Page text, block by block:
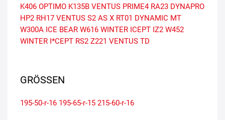
K406 OPTIMO K135B VENTUS PRIME4 RA23 DYNAPRO
HP2 RH17 VENTUS S2 AS X RT01 DYNAMIC MT
W300A ICE BEAR W616 WINTER ICEPT IZ2 W452
WINTER I*CEPT RS2 Z221 VENTUS TD
GRÖSSEN
195-50-r-16 195-65-r-15 215-60-r-16